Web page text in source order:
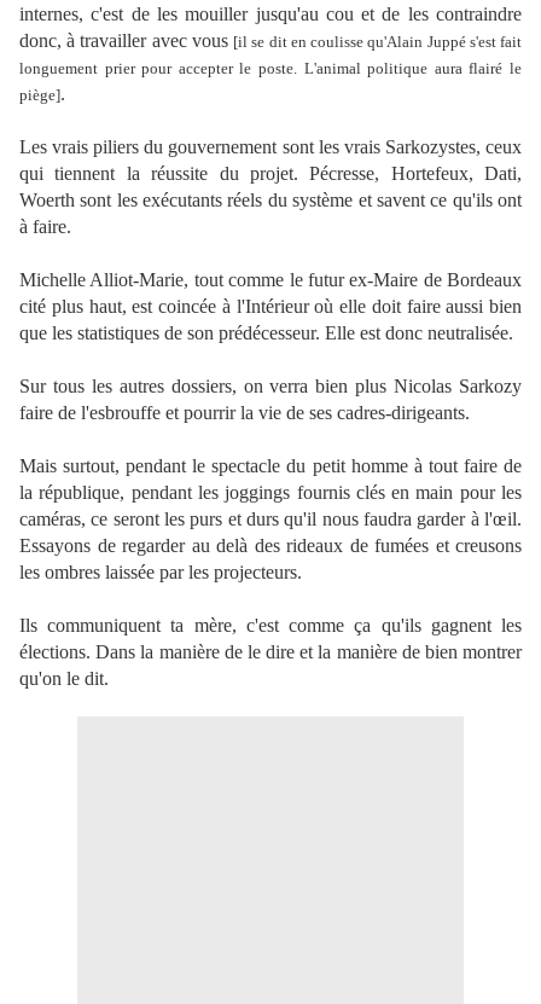
internes, c'est de les mouiller jusqu'au cou et de les contraindre
donc, à travailler avec vous [il se dit en coulisse qu'Alain Juppé s'est fait
longuement prier pour accepter le poste. L'animal politique aura flairé le
piège].
Les vrais piliers du gouvernement sont les vrais Sarkozystes, ceux
qui tiennent la réussite du projet. Pécresse, Hortefeux, Dati,
Woerth sont les exécutants réels du système et savent ce qu'ils ont
à faire.
Michelle Alliot-Marie, tout comme le futur ex-Maire de Bordeaux
cité plus haut, est coincée à l'Intérieur où elle doit faire aussi bien
que les statistiques de son prédécesseur. Elle est donc neutralisée.
Sur tous les autres dossiers, on verra bien plus Nicolas Sarkozy
faire de l'esbrouffe et pourrir la vie de ses cadres-dirigeants.
Mais surtout, pendant le spectacle du petit homme à tout faire de
la république, pendant les joggings fournis clés en main pour les
caméras, ce seront les purs et durs qu'il nous faudra garder à l'œil.
Essayons de regarder au delà des rideaux de fumées et creusons
les ombres laissée par les projecteurs.
Ils communiquent ta mère, c'est comme ça qu'ils gagnent les
élections. Dans la manière de le dire et la manière de bien montrer
qu'on le dit.